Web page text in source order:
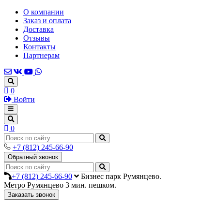
О компании
Заказ и оплата
Доставка
Отзывы
Контакты
Партнерам
0
Войти
0
+7 (812) 245-66-90
Обратный звонок
+7 (812) 245-66-90
Бизнес парк Румянцево.
Метро Румянцево 3 мин. пешком.
Заказать звонок